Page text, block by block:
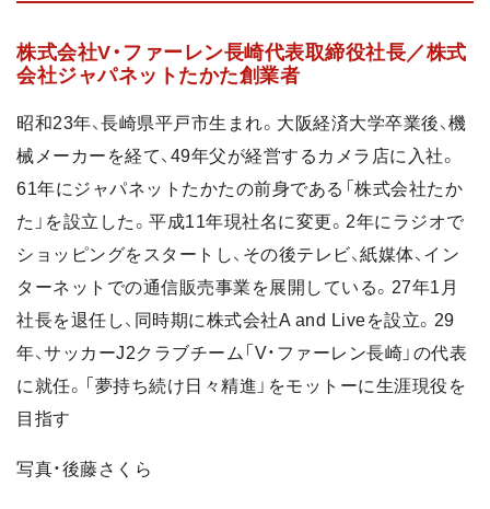
株式会社V・ファーレン長崎代表取締役社長／株式
会社ジャパネットたかた創業者
昭和23年、長崎県平戸市生まれ。大阪経済大学卒業後、機
械メーカーを経て、49年父が経営するカメラ店に入社。
61年にジャパネットたかたの前身である「株式会社たか
た」を設立した。平成11年現社名に変更。2年にラジオで
ショッピングをスタートし、その後テレビ、紙媒体、イン
ターネットでの通信販売事業を展開している。27年1月
社長を退任し、同時期に株式会社A and Liveを設立。29
年、サッカーJ2クラブチーム「V・ファーレン長崎」の代表
に就任。「夢持ち続け日々精進」をモットーに生涯現役を
目指す
写真・後藤さくら